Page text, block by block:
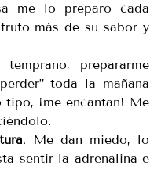
me lo preparo cada
más de su sabor y
prepararme
toda la mañana
tipo, ¡me encantan! Me
. Me dan miedo, lo
sentir la adrenalina e